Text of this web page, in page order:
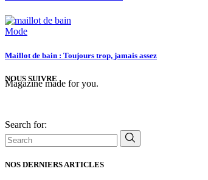
Mode
Maillot de bain : Toujours trop, jamais assez
NOUS SUIVRE
Magazine made for you.
Search for:
NOS DERNIERS ARTICLES